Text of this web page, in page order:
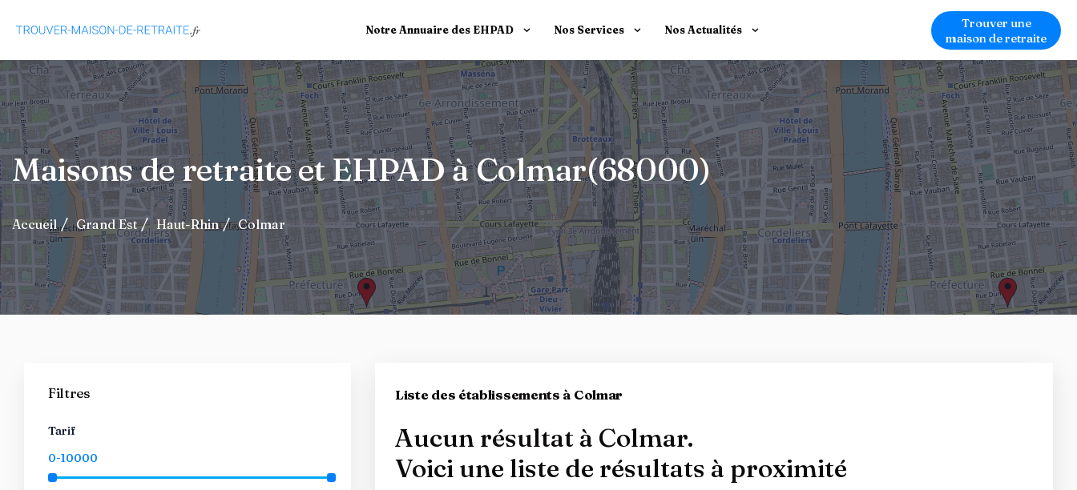
Notre Annuaire des EHPAD Nos Services Nos Actualités
Trouver une
maison de retraite
Maisons de retraite et EHPAD à Colmar(68000)
Accueil Grand Est Haut-Rhin Colmar
Liste des établissements à Colmar
Aucun résultat à Colmar.
Voici une liste de résultats à proximité
Filtres
Tarif